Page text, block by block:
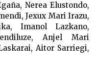
Nerea Elustondo,
Jexux Mari Irazu,
Imanol Lazkano,
Anjel Mari
Aitor Sarriegi,